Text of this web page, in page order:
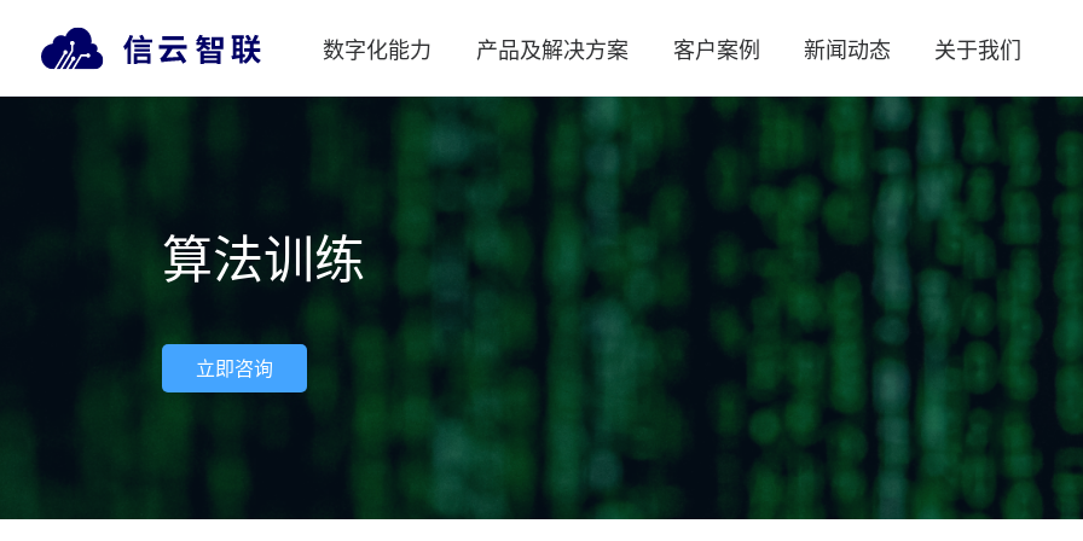
数字化能力 产品及解决方案 客户案例 新闻动态 关于我们
算法训练
立即咨询